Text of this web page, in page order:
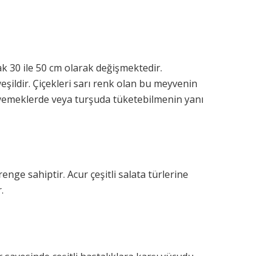
30 ile 50 cm olarak değişmektedir.
Çiçekleri sarı renk olan bu meyvenin
veya turşuda tüketebilmenin yanı
sahiptir. Acur çeşitli salata türlerine